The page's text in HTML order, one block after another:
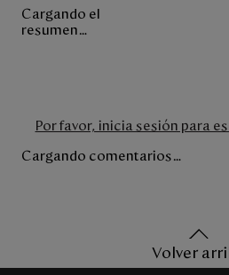
Cargando el
resumen…
Por favor, inicia sesión para
Cargando comentarios…
Volver